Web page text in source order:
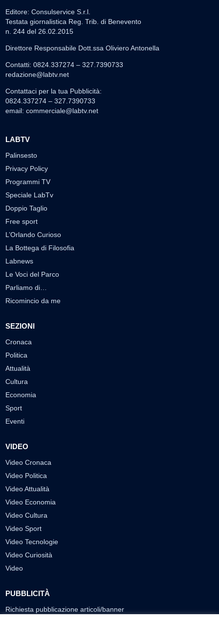
Editore: Consulservice S.r.l.
Testata giornalistica Reg. Trib. di Benevento
n. 244 del 26.02.2015
Direttore Responsabile Dott.ssa Oliviero Antonella
Contatti: 0824.337274 – 327.7390733
redazione@labtv.net
Contattaci per la tua Pubblicità:
0824.337274 – 327.7390733
email: commerciale@labtv.net
LABTV
Palinsesto
Privacy Policy
Programmi TV
Speciale LabTv
Doppio Taglio
Free sport
L’Orlando Curioso
La Bottega di Filosofia
Labnews
Le Voci del Parco
Parliamo di…
Ricomincio da me
SEZIONI
Cronaca
Politica
Attualità
Cultura
Economia
Sport
Eventi
VIDEO
Video Cronaca
Video Politica
Video Attualità
Video Economia
Video Cultura
Video Sport
Video Tecnologie
Video Curiosità
Video
PUBBLICITÀ
Richiesta pubblicazione articoli/banner